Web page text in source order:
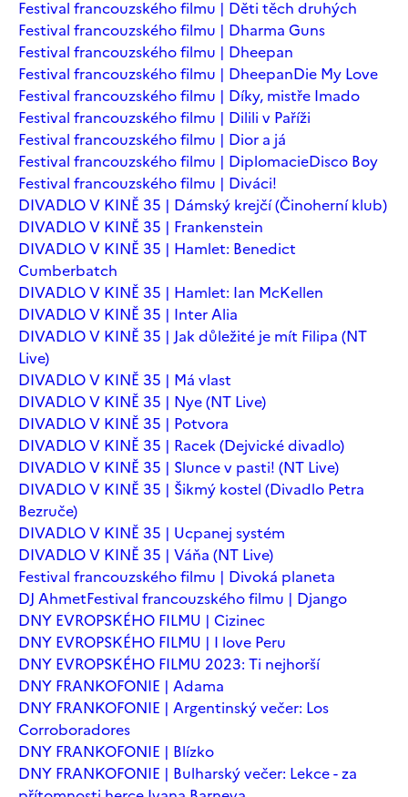
Festival francouzského filmu | Děti těch druhých
Festival francouzského filmu | Dharma Guns
Festival francouzského filmu | Dheepan
Festival francouzského filmu | DheepanDie My Love
Festival francouzského filmu | Díky, mistře Imado
Festival francouzského filmu | Dilili v Paříži
Festival francouzského filmu | Dior a já
Festival francouzského filmu | DiplomacieDisco Boy
Festival francouzského filmu | Diváci!
DIVADLO V KINĚ 35 | Dámský krejčí (Činoherní klub)
DIVADLO V KINĚ 35 | Frankenstein
DIVADLO V KINĚ 35 | Hamlet: Benedict
Cumberbatch
DIVADLO V KINĚ 35 | Hamlet: Ian McKellen
DIVADLO V KINĚ 35 | Inter Alia
DIVADLO V KINĚ 35 | Jak důležité je mít Filipa (NT
Live)
DIVADLO V KINĚ 35 | Má vlast
DIVADLO V KINĚ 35 | Nye (NT Live)
DIVADLO V KINĚ 35 | Potvora
DIVADLO V KINĚ 35 | Racek (Dejvické divadlo)
DIVADLO V KINĚ 35 | Slunce v pasti! (NT Live)
DIVADLO V KINĚ 35 | Šikmý kostel (Divadlo Petra
Bezruče)
DIVADLO V KINĚ 35 | Ucpanej systém
DIVADLO V KINĚ 35 | Váňa (NT Live)
Festival francouzského filmu | Divoká planeta
DJ AhmetFestival francouzského filmu | Django
DNY EVROPSKÉHO FILMU | Cizinec
DNY EVROPSKÉHO FILMU | I love Peru
DNY EVROPSKÉHO FILMU 2023: Ti nejhorší
DNY FRANKOFONIE | Adama
DNY FRANKOFONIE | Argentinský večer: Los
Corroboradores
DNY FRANKOFONIE | Blízko
DNY FRANKOFONIE | Bulharský večer: Lekce - za